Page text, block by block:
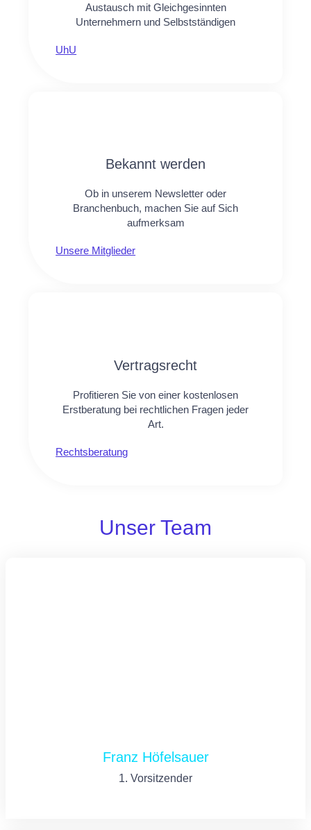
Austausch mit Gleichgesinnten
Unternehmern und Selbstständigen
UhU
Bekannt werden
Ob in unserem Newsletter oder
Branchenbuch, machen Sie auf Sich
aufmerksam
Unsere Mitglieder
Vertragsrecht
Profitieren Sie von einer kostenlosen
Erstberatung bei rechtlichen Fragen jeder
Art.
Rechtsberatung
Unser Team
Franz Höfelsauer
1. Vorsitzender